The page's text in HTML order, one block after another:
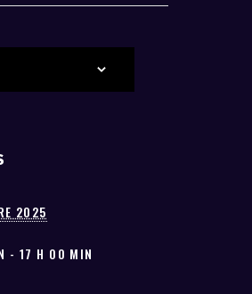
2025
- 17 H 00 MIN